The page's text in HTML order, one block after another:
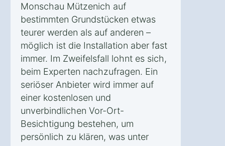
Monschau Mützenich auf
bestimmten Grundstücken etwas
teurer werden als auf anderen –
möglich ist die Installation aber fast
immer. Im Zweifelsfall lohnt es sich,
beim Experten nachzufragen. Ein
seriöser Anbieter wird immer auf
einer kostenlosen und
unverbindlichen Vor-Ort-
Besichtigung bestehen, um
persönlich zu klären, was unter